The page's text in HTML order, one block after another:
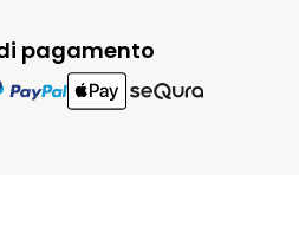
pagamento